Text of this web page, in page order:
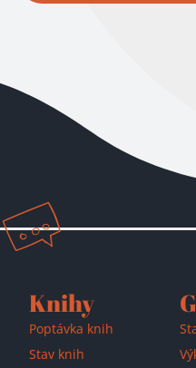
Přidáno
Knihy
Poptávka knih
Stav knih